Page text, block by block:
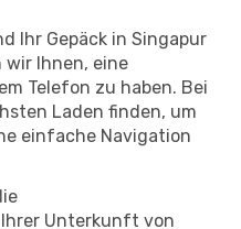
Ihr Gepäck in Singapur
Ihnen, eine
Telefon zu haben. Bei
Laden finden, um
einfache Navigation
Unterkunft von